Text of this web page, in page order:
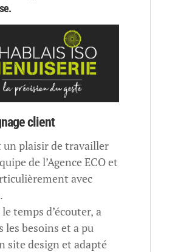
client
un plaisir de travailler
de l’Agence ECO et
avec
temps d’écouter, a
les besoins et a pu
site design et adapté